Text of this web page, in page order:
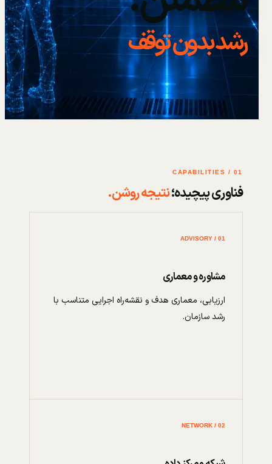
رشد بدون توقف
01 / CAPABILITIES
فناوری پیچیده؛نتیجه روشن.
01 / ADVISORY
مشاوره و معماری
ارزیابی، معماری هدف و نقشه‌راه اجرایی متناسب با
رشد سازمان.
02 / NETWORK